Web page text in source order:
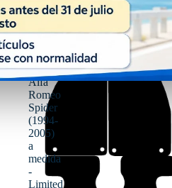
Alfombrillas
de
moqueta
Alfa
Romeo
Spider
(1994-
2005)
a
medida
-
Limited